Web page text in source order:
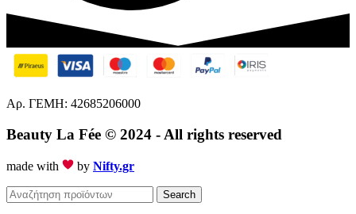
Αρ. ΓΕΜΗ: 42685206000
Beauty La Fée © 2024 - All rights reserved
made with by Nifty.gr
Search